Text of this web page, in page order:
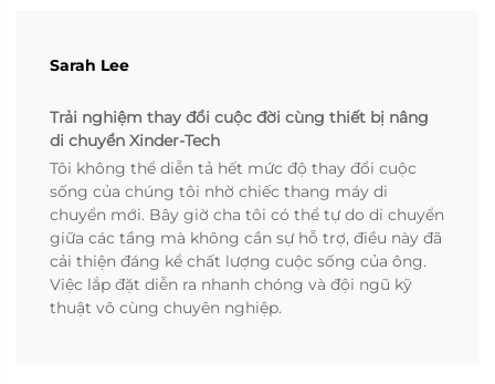
Sarah Lee
Trải nghiệm thay đổi cuộc đời cùng thiết bị nâng
di chuyển Xinder-Tech
Tôi không thể diễn tả hết mức độ thay đổi cuộc
sống của chúng tôi nhờ chiếc thang máy di
chuyển mới. Bây giờ cha tôi có thể tự do di chuyển
giữa các tầng mà không cần sự hỗ trợ, điều này đã
cải thiện đáng kể chất lượng cuộc sống của ông.
Việc lắp đặt diễn ra nhanh chóng và đội ngũ kỹ
thuật vô cùng chuyên nghiệp.